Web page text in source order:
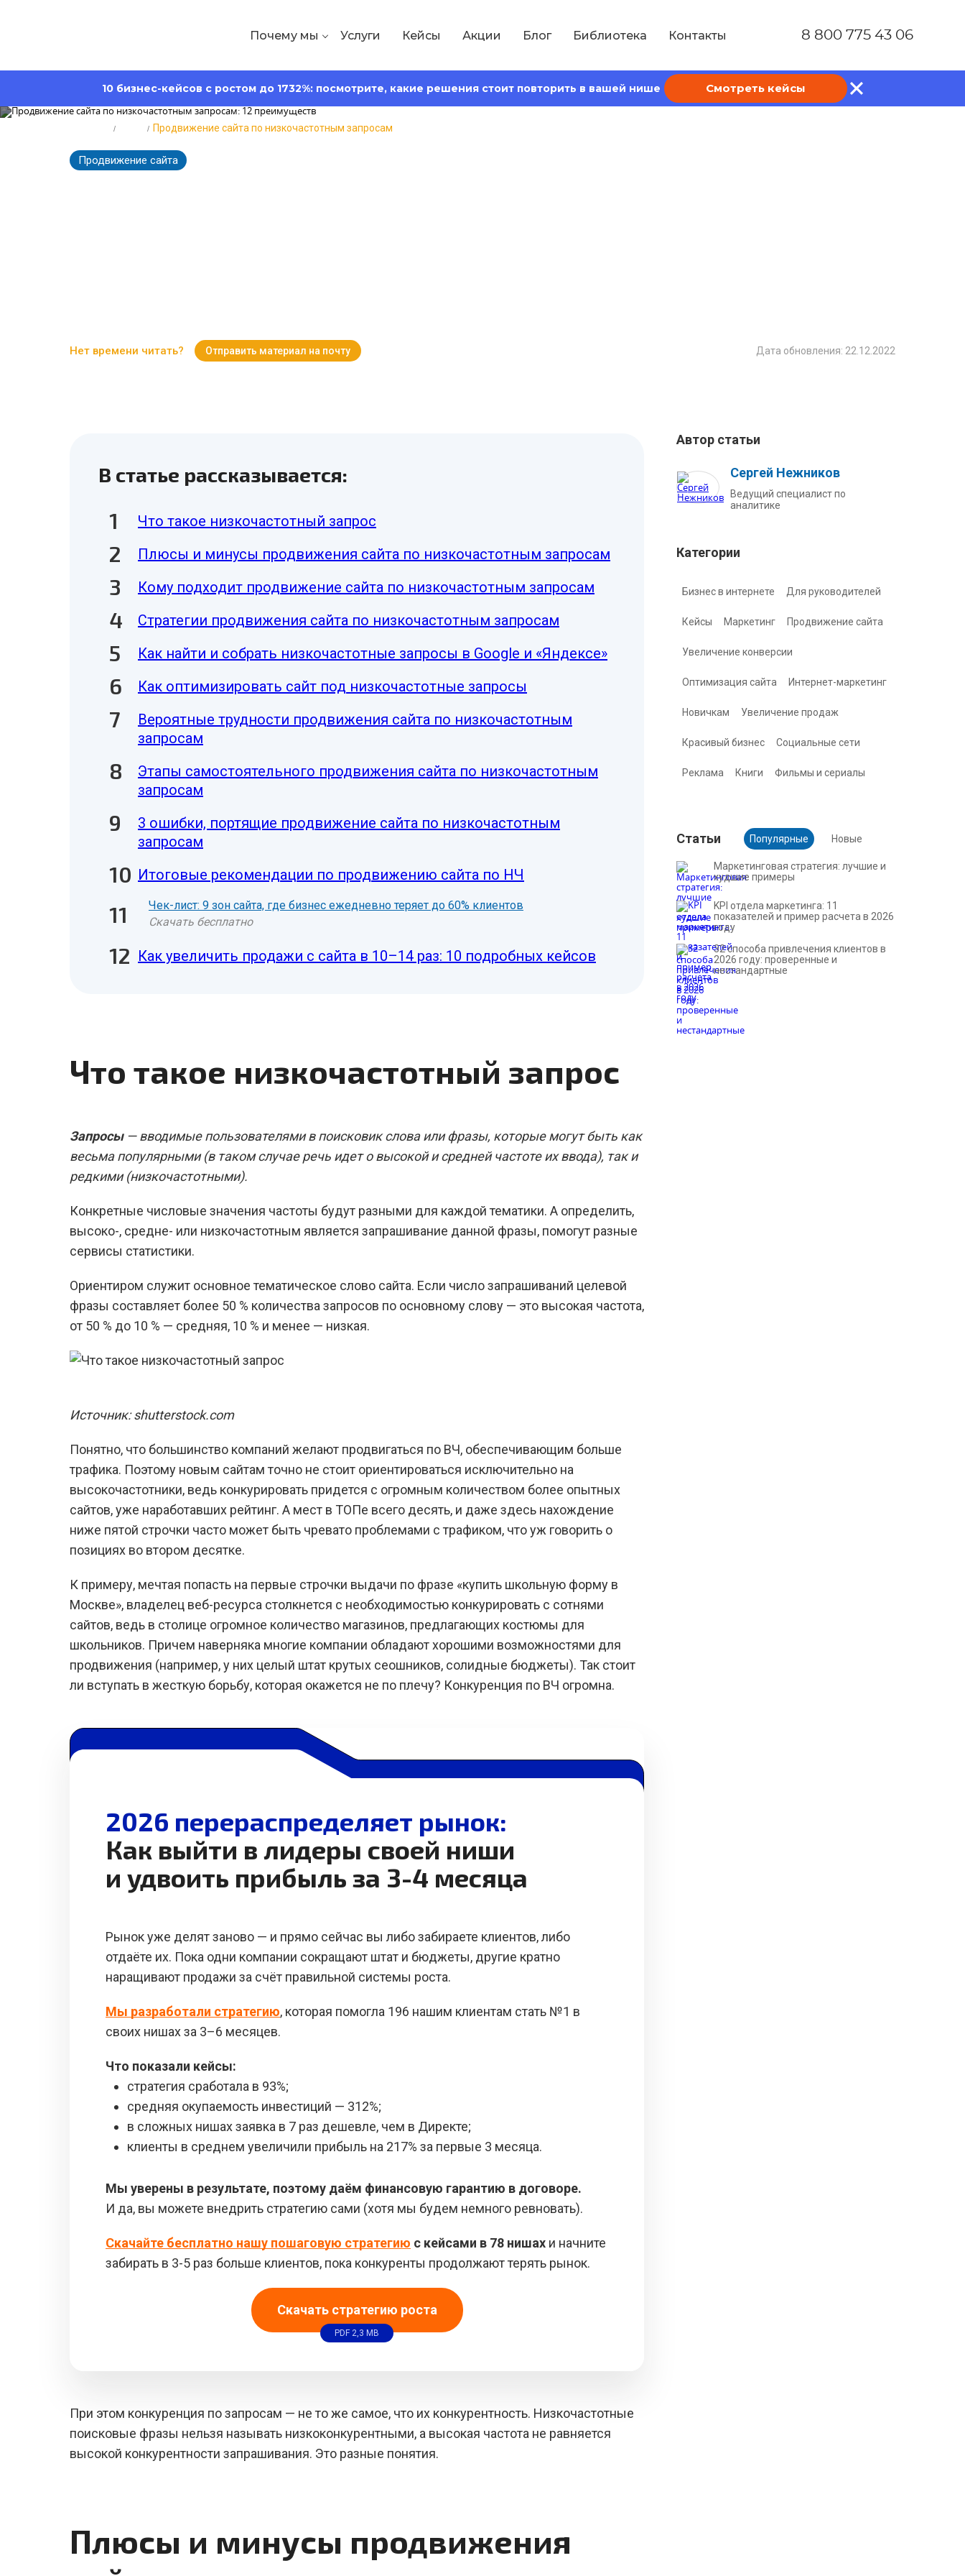
Почему мы Услуги Кейсы Акции Блог Библиотека Контакты 8 800 775 43 06
10 бизнес-кейсов с ростом до 1732%: посмотрите, какие решения стоит повторить в вашей нише Смотреть кейсы
Продвижение сайта по низкочастотным запросам
Продвижение сайта
Нет времени читать? Отправить материал на почту Дата обновления: 22.12.2022
В статье рассказывается:
Что такое низкочастотный запрос
Плюсы и минусы продвижения сайта по низкочастотным запросам
Кому подходит продвижение сайта по низкочастотным запросам
Стратегии продвижения сайта по низкочастотным запросам
Как найти и собрать низкочастотные запросы в Google и «Яндексе»
Как оптимизировать сайт под низкочастотные запросы
Вероятные трудности продвижения сайта по низкочастотным
запросам
Этапы самостоятельного продвижения сайта по низкочастотным
запросам
3 ошибки, портящие продвижение сайта по низкочастотным
запросам
Итоговые рекомендации по продвижению сайта по НЧ
Чек-лист: 9 зон сайта, где бизнес ежедневно теряет до 60% клиентов
Скачать бесплатно
Как увеличить продажи с сайта в 10–14 раз: 10 подробных кейсов
Что такое низкочастотный запрос
Запросы— вводимые пользователями в поисковик слова или фразы, которые могут быть как
весьма популярными (в таком случае речь идет о высокой и средней частоте их ввода), так и
редкими (низкочастотными).
Конкретные числовые значения частоты будут разными для каждой тематики. А определить,
высоко-, средне- или низкочастотным является запрашивание данной фразы, помогут разные
сервисы статистики.
Ориентиром служит основное тематическое слово сайта. Если число запрашиваний целевой
фразы составляет более 50 % количества запросов по основному слову — это высокая частота,
от 50 % до 10 % — средняя, 10 % и менее — низкая.
Источник: shutterstock.com
Понятно, что большинство компаний желают продвигаться по ВЧ, обеспечивающим больше
трафика. Поэтому новым сайтам точно не стоит ориентироваться исключительно на
высокочастотники, ведь конкурировать придется с огромным количеством более опытных
сайтов, уже наработавших рейтинг. А мест в ТОПе всего десять, и даже здесь нахождение
ниже пятой строчки часто может быть чревато проблемами с трафиком, что уж говорить о
позициях во втором десятке.
К примеру, мечтая попасть на первые строчки выдачи по фразе «купить школьную форму в
Москве», владелец веб-ресурса столкнется с необходимостью конкурировать с сотнями
сайтов, ведь в столице огромное количество магазинов, предлагающих костюмы для
школьников. Причем наверняка многие компании обладают хорошими возможностями для
продвижения (например, у них целый штат крутых сеошников, солидные бюджеты). Так стоит
ли вступать в жесткую борьбу, которая окажется не по плечу? Конкуренция по ВЧ огромна.
2026 перераспределяет рынок:
Как выйти в лидеры своей ниши
и удвоить прибыль за 3-4 месяца
Рынок уже делят заново — и прямо сейчас вы либо забираете клиентов, либо
отдаёте их. Пока одни компании сокращают штат и бюджеты, другие кратно
наращивают продажи за счёт правильной системы роста.
Мы разработали стратегию, которая помогла 196 нашим клиентам стать №1 в
своих нишах за 3–6 месяцев.
Что показали кейсы:
стратегия сработала в 93%;
средняя окупаемость инвестиций — 312%;
в сложных нишах заявка в 7 раз дешевле, чем в Директе;
клиенты в среднем увеличили прибыль на 217% за первые 3 месяца.
Мы уверены в результате, поэтому даём финансовую гарантию в договоре.
И да, вы можете внедрить стратегию сами (хотя мы будем немного ревновать).
Скачайте бесплатно нашу пошаговую стратегию с кейсами в 78 нишах и начните
забирать в 3-5 раз больше клиентов, пока конкуренты продолжают терять рынок.
Скачать стратегию роста
PDF 2,3 MB
При этом конкуренция по запросам — не то же самое, что их конкурентность. Низкочастотные
поисковые фразы нельзя называть низкоконкурентными, а высокая частота не равняется
высокой конкурентности запрашивания. Это разные понятия.
Плюсы и минусы продвижения
Автор статьи
Сергей Нежников
Ведущий специалист по
аналитике
Категории
Бизнес в интернете Для руководителей
Кейсы Маркетинг Продвижение сайта
Увеличение конверсии
Оптимизация сайта Интернет-маркетинг
Новичкам Увеличение продаж
Красивый бизнес Социальные сети
Реклама Книги Фильмы и сериалы
Cтатьи Популярные Новые
Маркетинговая стратегия: лучшие и
худшие примеры
KPI отдела маркетинга: 11
показателей и пример расчета в 2026
году
32 способа привлечения клиентов в
2026 году: проверенные и
нестандартные